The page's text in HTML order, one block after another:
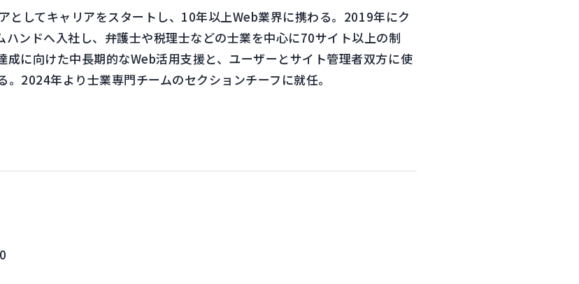
としてキャリアをスタートし、10年以上Web業界に携わる。2019年にク
ハンドへ入社し、弁護士や税理士などの士業を中心に70サイト以上の制
成に向けた中長期的なWeb活用支援と、ユーザーとサイト管理者双方に使
2024年より士業専門チームのセクションチーフに就任。